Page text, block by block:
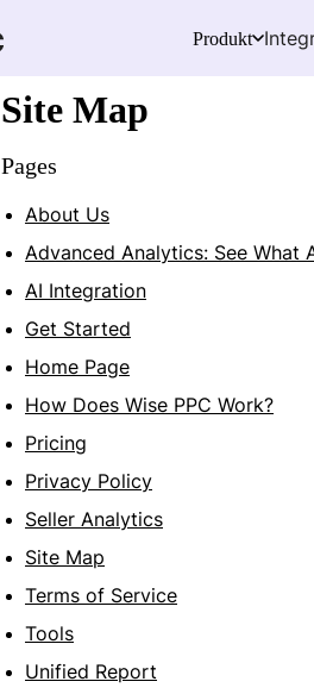
Produkt
Site Map
Pages
About Us
Advanced Analytics: See What
AI Integration
Get Started
Home Page
How Does Wise PPC Work?
Pricing
Privacy Policy
Seller Analytics
Site Map
Terms of Service
Tools
Unified Report